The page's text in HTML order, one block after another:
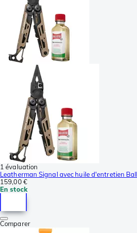
1 évaluation
Leatherman Signal avec huile d'entretien
159,00 €
En stock
Comparer